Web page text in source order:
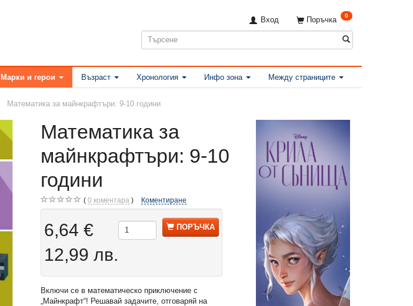
Поръчка 0
Вход
Марки и герои Възраст Хронология Инфо зона Между страниците
Математика за майнкрафтъри: 9-10 години
Математика за
майнкрафтъри: 9-10
години
0 коментара Коментиране
6,64 €
12,99 лв.
ПОРЪЧКА
Включи се в математическо приключение с
„Майнкрафт“! Решавай задачите, отговаряй на